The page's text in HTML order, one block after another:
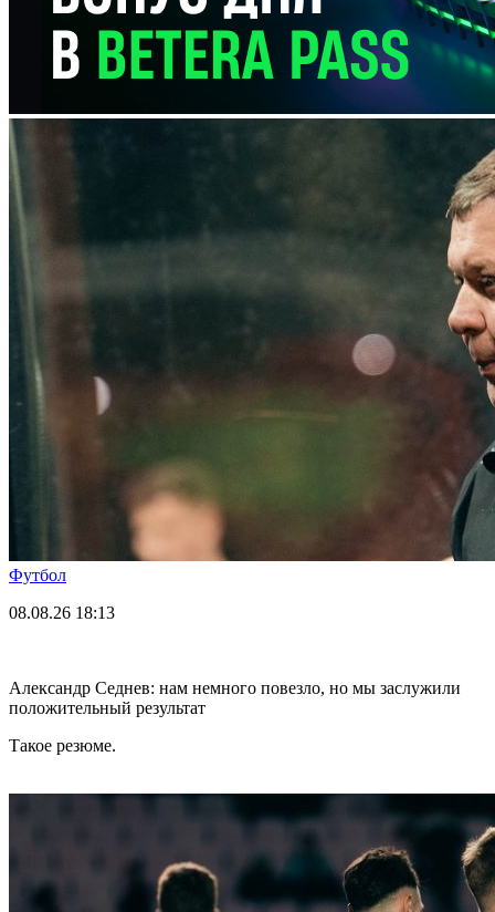
Футбол
08.08.26 18:13
Александр Седнев: нам немного повезло, но мы заслужили
положительный результат
Такое резюме.